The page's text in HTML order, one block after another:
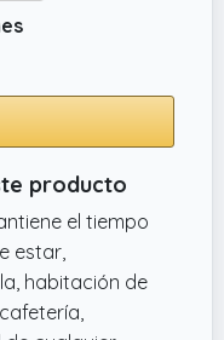
producto
el tiempo
estar,
habitación de